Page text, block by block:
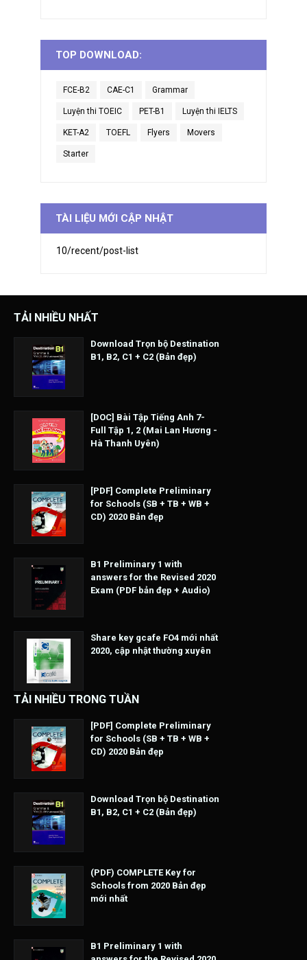
TOP DOWNLOAD:
FCE-B2 CAE-C1 Grammar
Luyện thi TOEIC PET-B1 Luyện thi IELTS
KET-A2 TOEFL Flyers Movers
Starter
TÀI LIỆU MỚI CẬP NHẬT
10/recent/post-list
TẢI NHIỀU NHẤT
Download Trọn bộ Destination
B1, B2, C1 + C2 (Bản đẹp)
[DOC] Bài Tập Tiếng Anh 7-
Full Tập 1, 2 (Mai Lan Hương -
Hà Thanh Uyên)
[PDF] Complete Preliminary
for Schools (SB + TB + WB +
CD) 2020 Bản đẹp
B1 Preliminary 1 with
answers for the Revised 2020
Exam (PDF bản đẹp + Audio)
Share key gcafe FO4 mới nhất
2020, cập nhật thường xuyên
TẢI NHIỀU TRONG TUẦN
[PDF] Complete Preliminary
for Schools (SB + TB + WB +
CD) 2020 Bản đẹp
Download Trọn bộ Destination
B1, B2, C1 + C2 (Bản đẹp)
(PDF) COMPLETE Key for
Schools from 2020 Bản đẹp
mới nhất
B1 Preliminary 1 with